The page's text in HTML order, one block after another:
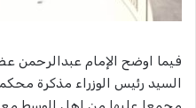
فيما اوضح الإمام عبدالرحمن
السيد رئيس الوزراء مذكرة